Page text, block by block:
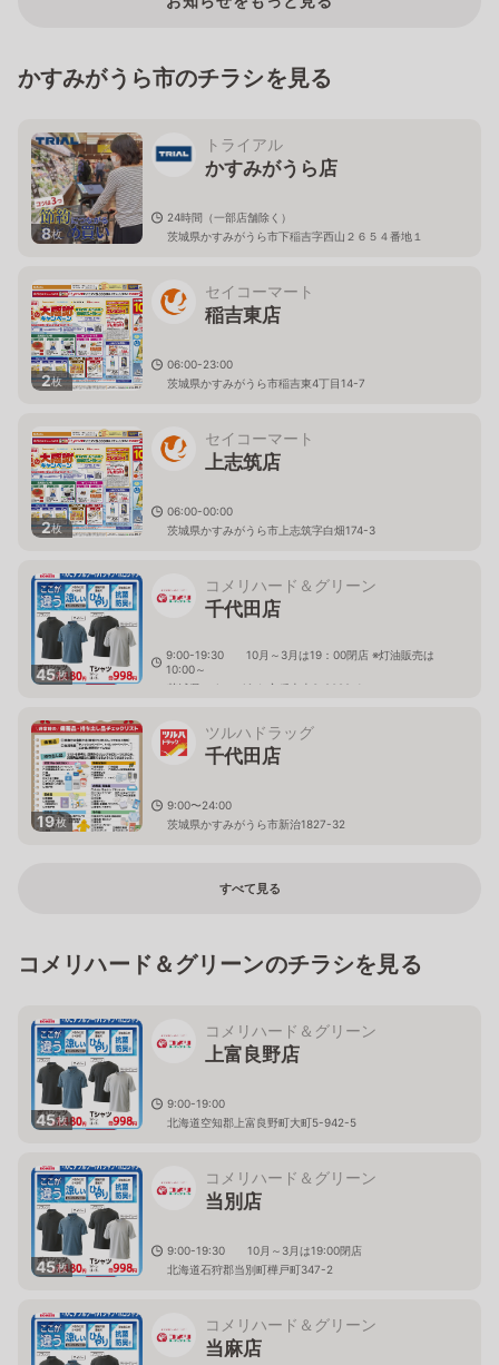
かすみがうら市のチラシを見る
8枚
トライアル
かすみがうら店
24時間（一部店舗除く）
茨城県かすみがうら市下稲吉字西山２６５４番地１
2枚
セイコーマート
稲吉東店
06:00-23:00
茨城県かすみがうら市稲吉東4丁目14-7
2枚
セイコーマート
上志筑店
06:00-00:00
茨城県かすみがうら市上志筑字白畑174-3
45枚
コメリハード＆グリーン
千代田店
9:00-19:30 10月～3月は19：00閉店 ※灯油販売は
10:00～
茨城県かすみがうら市稲吉南3-2082-1
19枚
ツルハドラッグ
千代田店
9:00〜24:00
茨城県かすみがうら市新治1827-32
すべて見る
コメリハード＆グリーンのチラシを見る
45枚
コメリハード＆グリーン
上富良野店
9:00-19:00
北海道空知郡上富良野町大町5-942-5
45枚
コメリハード＆グリーン
当別店
9:00-19:30 10月～3月は19:00閉店
北海道石狩郡当別町樺戸町347-2
コメリハード＆グリーン
当麻店